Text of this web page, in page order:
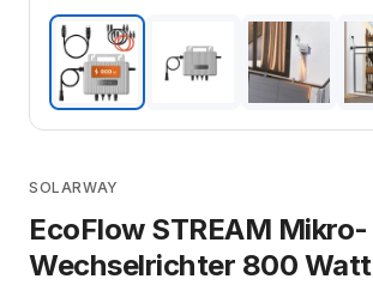
SOLARWAY
EcoFlow STREAM Mikro-
Wechselrichter 800 Watt